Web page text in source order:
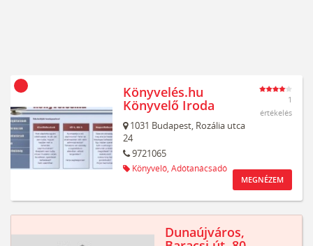
Könyvelés.hu
Könyvelő Iroda
1031 Budapest, Rozália utca
24
9721065
Könyvelő, Adótanácsadó
1
értékelés
MEGNÉZEM
Dunaújváros,